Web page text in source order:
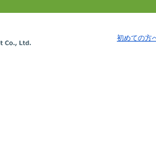
初めての方